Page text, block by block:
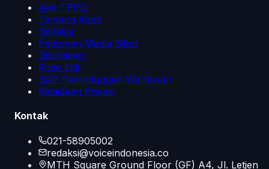
Anti-TPPO
Tentang Kami
Redaksi
Pedoman Media Siber
Disclaimer
Kode Etik
SOP Perlindungan Wartawan
Kebijakan Privasi
Kontak
021-58905002
redaksi@voiceindonesia.co
MTH Square Ground Floor (GF) A4, Jl. Letjen